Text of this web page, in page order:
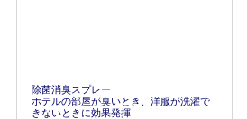
除菌消臭スプレー
ホテルの部屋が臭いとき、洋服が洗濯で
きないときに効果発揮